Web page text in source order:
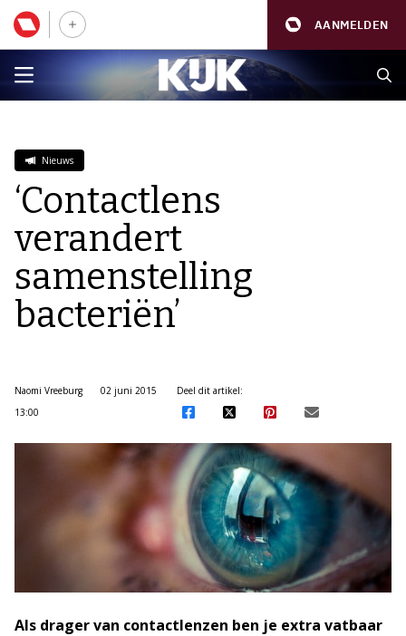
AANMELDEN
Nieuws
‘Contactlens
verandert
samenstelling
bacteriën’
Naomi Vreeburg
02 juni 2015
13:00
Deel dit artikel:
Als drager van contactlenzen ben je extra vatbaar